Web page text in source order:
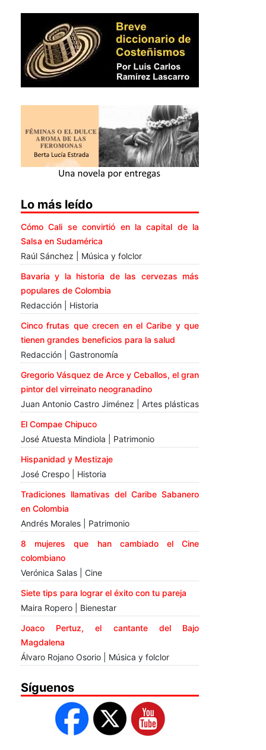
Lo más leído
Cómo Cali se convirtió en la capital de la
Salsa en Sudamérica
Raúl Sánchez | Música y folclor
Bavaria y la historia de las cervezas más
populares de Colombia
Redacción | Historia
Cinco frutas que crecen en el Caribe y que
tienen grandes beneficios para la salud
Redacción | Gastronomía
Gregorio Vásquez de Arce y Ceballos, el gran
pintor del virreinato neogranadino
Juan Antonio Castro Jiménez | Artes plásticas
El Compae Chipuco
José Atuesta Mindiola | Patrimonio
Hispanidad y Mestizaje
José Crespo | Historia
Tradiciones llamativas del Caribe Sabanero
en Colombia
Andrés Morales | Patrimonio
8 mujeres que han cambiado el Cine
colombiano
Verónica Salas | Cine
Siete tips para lograr el éxito con tu pareja
Maira Ropero | Bienestar
Joaco Pertuz, el cantante del Bajo
Magdalena
Álvaro Rojano Osorio | Música y folclor
Síguenos